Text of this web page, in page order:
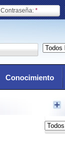
Contraseña: *
Conocimiento